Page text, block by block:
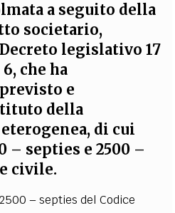
a seguito della
societario,
legislativo 17
che ha
e
della
di cui
– septies e 2500 –
civile.
– septies del Codice